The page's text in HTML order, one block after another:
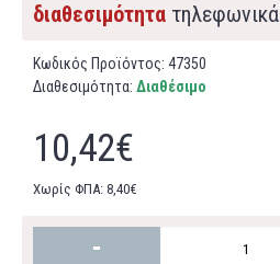
διαθεσιμότητα τηλεφωνικά
Κωδικός Προϊόντος: 47350
Διαθεσιμότητα: Διαθέσιμο
10,42€
Χωρίς ΦΠΑ: 8,40€
-